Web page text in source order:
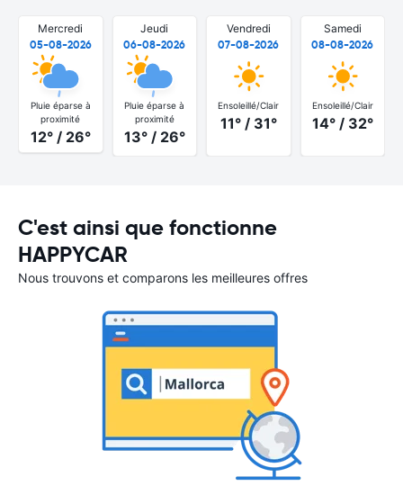
Mercredi
05-08-2026
Pluie éparse à
proximité
12° / 26°
Jeudi
06-08-2026
Pluie éparse à
proximité
13° / 26°
Vendredi
07-08-2026
Ensoleillé/Clair
11° / 31°
Samedi
08-08-2026
Ensoleillé/Clair
14° / 32°
C'est ainsi que fonctionne
HAPPYCAR
Nous trouvons et comparons les meilleures offres